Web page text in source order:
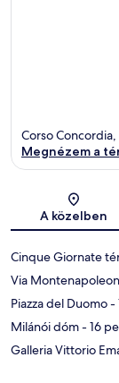
Corso
Megnézem a
A közelben
Cinque Giornate
Via
Piazza del Duomo-
Milánói dóm- 16
Galleria Vittorio